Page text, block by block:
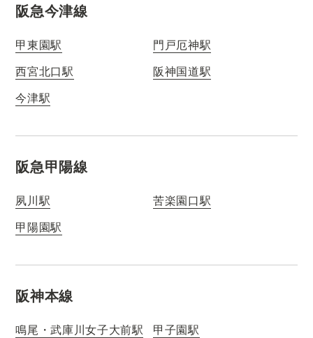
阪急今津線
甲東園駅
門戸厄神駅
西宮北口駅
阪神国道駅
今津駅
阪急甲陽線
夙川駅
苦楽園口駅
甲陽園駅
阪神本線
鳴尾・武庫川女子大前駅
甲子園駅